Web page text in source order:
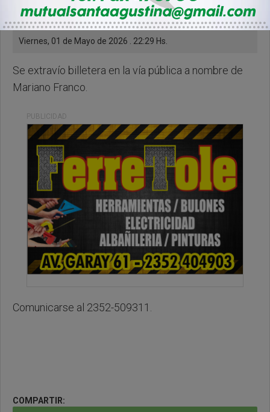
Viernes, 01 de Mayo de 2026 . 22:29 Hs.
Se extravío billetera en la vía pública a nombre de
Mariano Franco.
PUBLICIDAD
Comunicarse al 2352-509311.
COMPARTIR: